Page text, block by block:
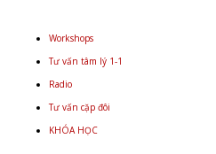
Workshops
Tư vấn tâm lý 1-1
Radio
Tư vấn cặp đôi
KHÓA HỌC